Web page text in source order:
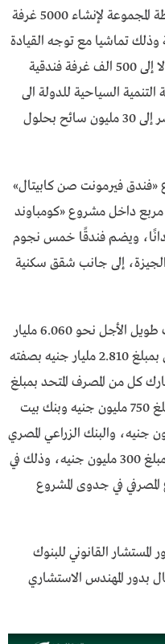
أن انشاء فندق فيرمونت يأتي ضمن خطة المجموعة لإنشاء 5000 غرفة
وذلك تماشيا مع توجه القيادة
السياسية في دعم قطاع السياحة وصولا إلى 500 الف غرفة فندقية
السياحية للدولة الى
تهدف إلى وصول عدد السائحين في مصر إلى 30 مليون سائح بحلول
فيرمونت صن كابيتال»
تقارب 54.5 ألف متر مربع داخل مشروع «كومباوند
الممتد على مساحة 557 فدانًا، ويضم فندقًا خمس نجوم
الجيزة، إلى جانب شقق سكنية
وتبلغ القيمة الإجمالية للتمويل المشترك طويل الأجل نحو 6.060 مليار
جنيه، حيث ساهم البنك الأهلي المصري بمبلغ 2.810 مليار جنيه بصفته
كل من المصرف المتحد بمبلغ
مليار جنيه، وبنك التنمية الصناعية بمبلغ 750 مليون جنيه وبنك بيت
الكويتي – مصر بمبلغ 700 مليون جنيه، والبنك الزراعي المصري
بمبلغ 500 مليون جنيه، وبنك البركة بمبلغ 300 مليون جنيه، وذلك في
في جدوى المشروع
القانوني للبنوك
بدور المهندس الاستشاري